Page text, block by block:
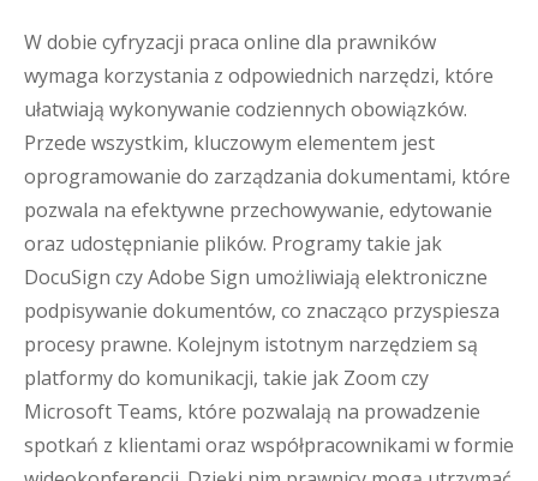
W dobie cyfryzacji praca online dla prawników
wymaga korzystania z odpowiednich narzędzi, które
ułatwiają wykonywanie codziennych obowiązków.
Przede wszystkim, kluczowym elementem jest
oprogramowanie do zarządzania dokumentami, które
pozwala na efektywne przechowywanie, edytowanie
oraz udostępnianie plików. Programy takie jak
DocuSign czy Adobe Sign umożliwiają elektroniczne
podpisywanie dokumentów, co znacząco przyspiesza
procesy prawne. Kolejnym istotnym narzędziem są
platformy do komunikacji, takie jak Zoom czy
Microsoft Teams, które pozwalają na prowadzenie
spotkań z klientami oraz współpracownikami w formie